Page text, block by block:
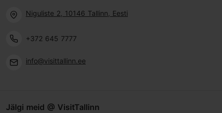
Niguliste 2, 10146 Tallinn, Eesti
+372 645 7777
info@visittallinn.ee
Jälgi meid @ VisitTallinn